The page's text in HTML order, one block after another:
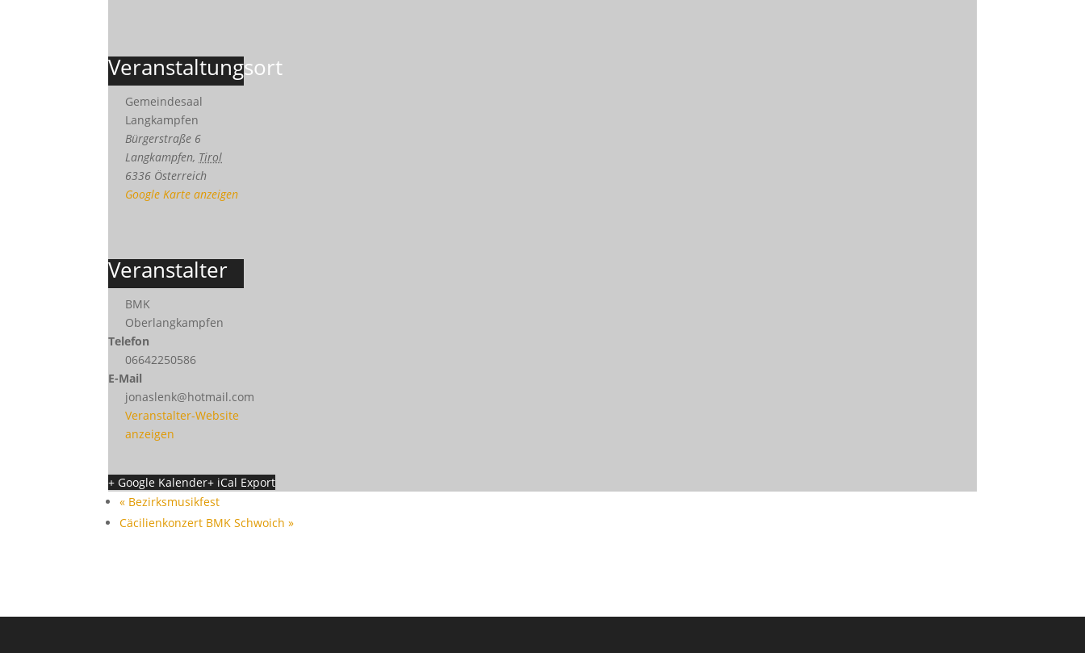
Veranstaltungsort
Gemeindesaal
Langkampfen
Bürgerstraße 6
Langkampfen, Tirol
6336 Österreich
Google Karte anzeigen
Veranstalter
BMK
Oberlangkampfen
Telefon
06642250586
E-Mail
jonaslenk@hotmail.com
Veranstalter-Website
anzeigen
+ Google Kalender+ iCal Export
« Bezirksmusikfest
Cäcilienkonzert BMK Schwoich»